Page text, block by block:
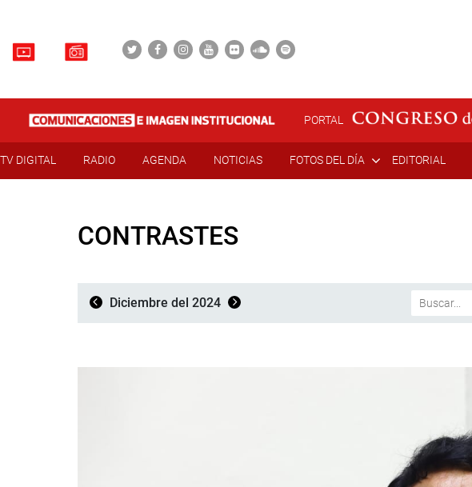
PORTAL
TV DIGITAL RADIO AGENDA NOTICIAS FOTOS DEL DÍA EDITORIAL
CONTRASTES
Diciembre del 2024